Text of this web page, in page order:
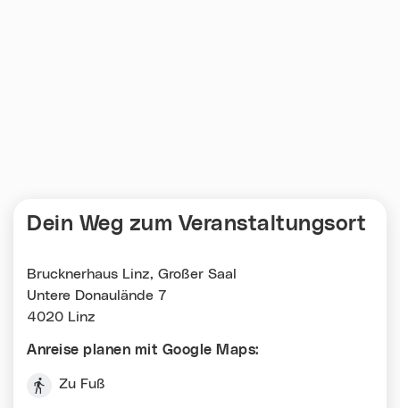
Dein Weg zum Veranstaltungsort
Brucknerhaus Linz, Großer Saal
Untere Donaulände 7
4020 Linz
Anreise planen mit Google Maps:
Zu Fuß